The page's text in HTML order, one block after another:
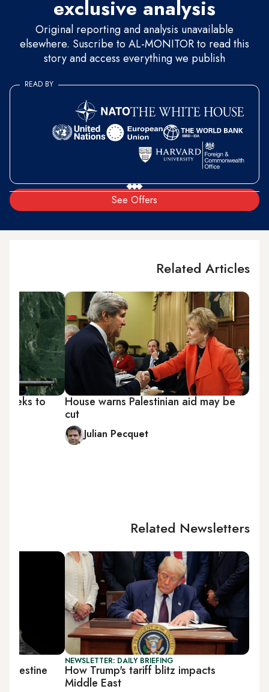
exclusive analysis
Original reporting and analysis unavailable
elsewhere. Suscribe to AL-MONITOR to read this
story and access everything we publish
See Offers
READ BY
Related Articles
House warns Palestinian aid may be
cut
Julian Pecquet
seeks to
Related Newsletters
NEWSLETTER: DAILY BRIEFING
How Trump's tariff blitz impacts
Middle East